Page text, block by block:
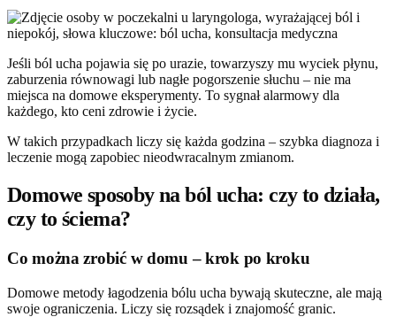
Jeśli ból ucha pojawia się po urazie, towarzyszy mu wyciek płynu,
zaburzenia równowagi lub nagłe pogorszenie słuchu – nie ma
miejsca na domowe eksperymenty. To sygnał alarmowy dla
każdego, kto ceni zdrowie i życie.
W takich przypadkach liczy się każda godzina – szybka diagnoza i
leczenie mogą zapobiec nieodwracalnym zmianom.
Domowe sposoby na ból ucha: czy to działa,
czy to ściema?
Co można zrobić w domu – krok po kroku
Domowe metody łagodzenia bólu ucha bywają skuteczne, ale mają
swoje ograniczenia. Liczy się rozsądek i znajomość granic.